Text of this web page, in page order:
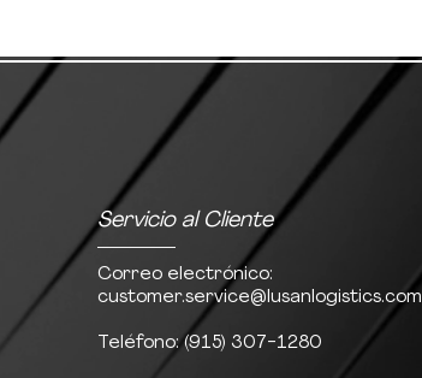
Servicio al Cliente
Correo electrónico:
customer.service@lusanlogistics.com
Teléfono: (915) 307-1280